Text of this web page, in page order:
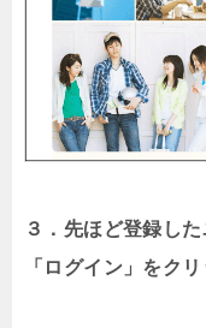
３．先ほど登録し
「ログイン」をクリ